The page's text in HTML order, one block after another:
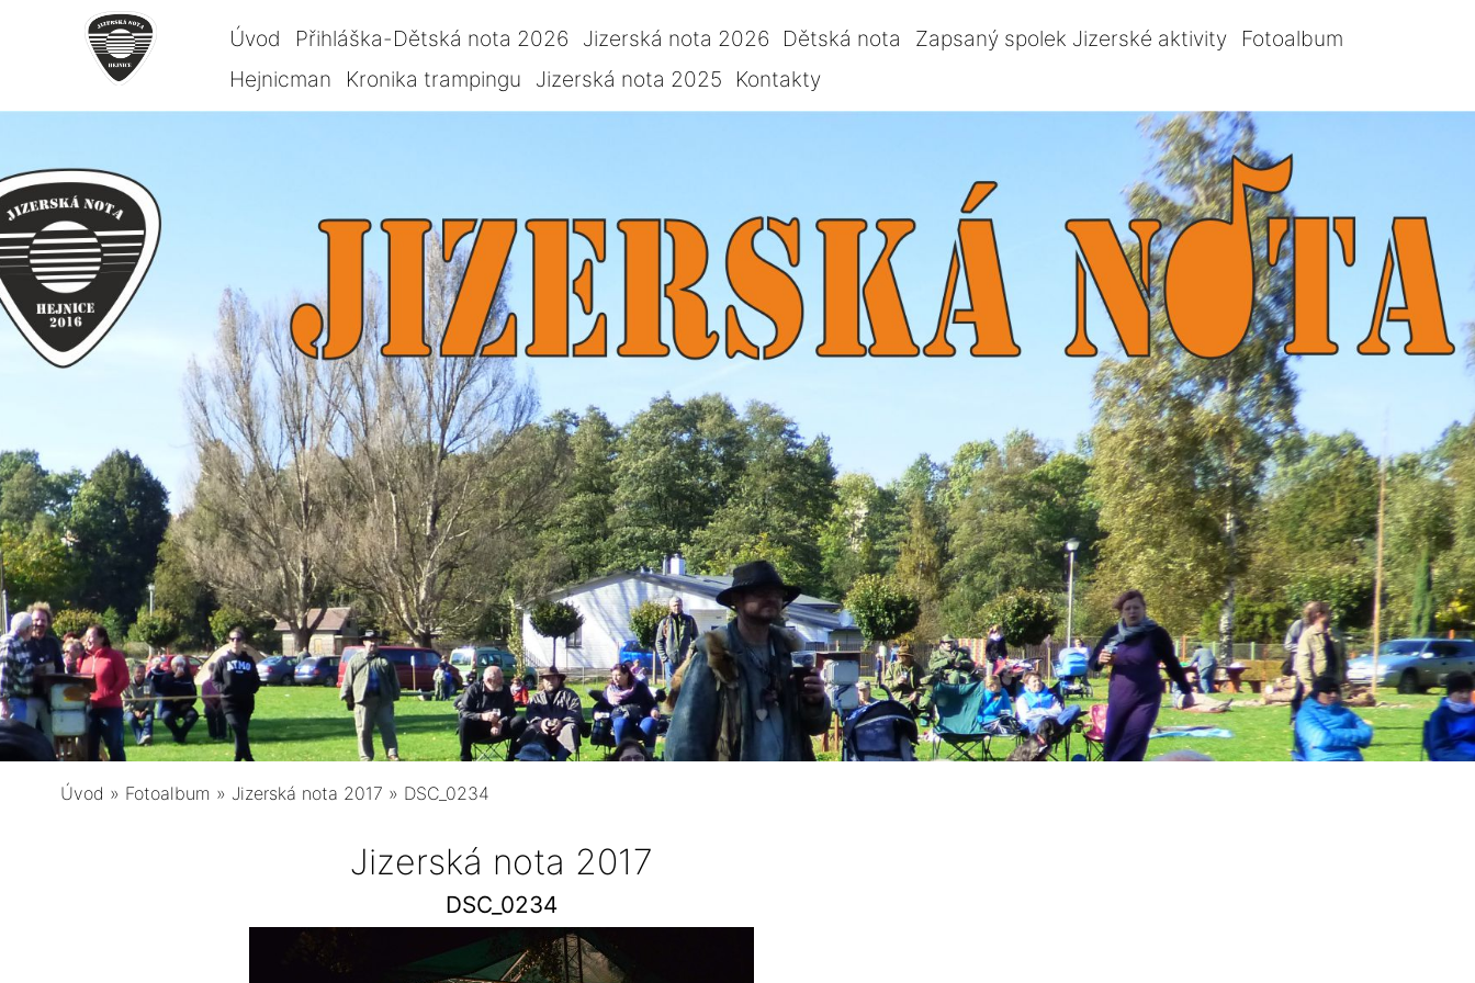
Úvod Přihláška-Dětská nota 2026 Jizerská nota 2026 Dětská nota Zapsaný spolek Jizerské aktivity
Fotoalbum
Hejnicman
Kronika trampingu Jizerská nota 2025 Kontakty
Úvod » Fotoalbum » Jizerská nota 2017 » DSC_0234
Jizerská nota 2017
DSC_0234